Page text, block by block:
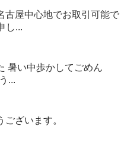
古屋中心地でお取引可能で
し...
暑い中歩かしてごめん
...
ざいます。